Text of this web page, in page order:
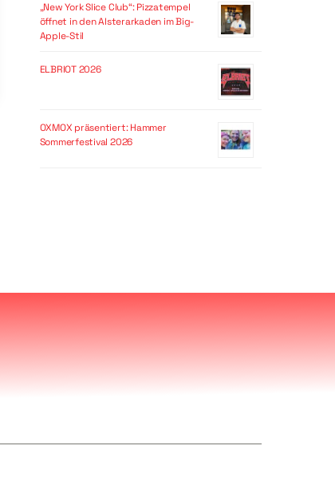
„New York Slice Club“: Pizzatempel
öffnet in den Alsterarkaden im Big-
Apple-Stil
ELBRIOT 2026
OXMOX präsentiert: Hammer
Sommerfestival 2026